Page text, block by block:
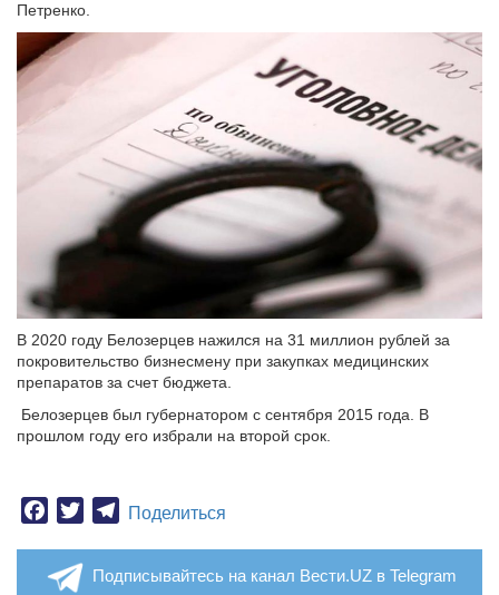
Петренко.
В 2020 году Белозерцев нажился на 31 миллион рублей за
покровительство бизнесмену при закупках медицинских
препаратов за счет бюджета.
Белозерцев был губернатором с сентября 2015 года. В
прошлом году его избрали на второй срок.
Facebook
TwitterTelegram
Поделиться
Подписывайтесь на канал Вести.UZ в Telegram